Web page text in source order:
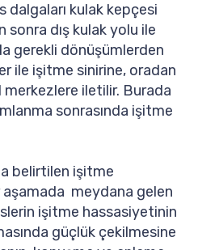
kulak kepçesi
dış kulak yolu ile
gerekli dönüşümlerden
ile işitme sinirine, oradan
merkezlere iletilir. Burada
sonrasında işitme
belirtilen işitme
aşamada meydana gelen
işitme hassasiyetinin
güçlük çekilmesine